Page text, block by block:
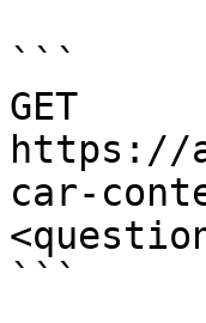
```
GET
https://
car-
```